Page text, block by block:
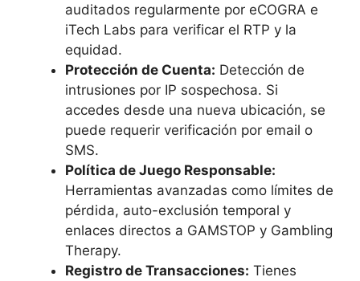
auditados regularmente por eCOGRA e
iTech Labs para verificar el RTP y la
equidad.
Protección de Cuenta: Detección de
intrusiones por IP sospechosa. Si
accedes desde una nueva ubicación, se
puede requerir verificación por email o
SMS.
Política de Juego Responsable:
Herramientas avanzadas como límites de
pérdida, auto-exclusión temporal y
enlaces directos a GAMSTOP y Gambling
Therapy.
Registro de Transacciones: Tienes